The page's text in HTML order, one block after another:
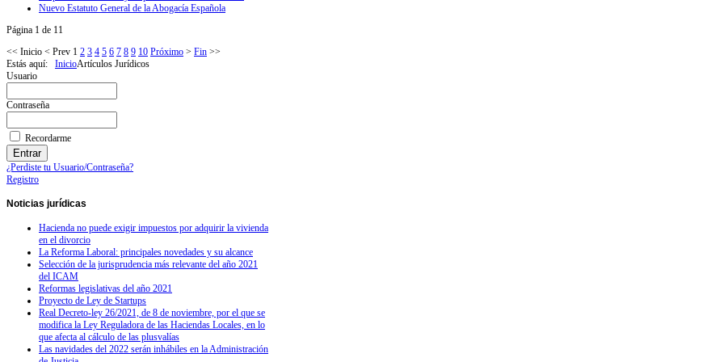
Nuevo Estatuto General de la Abogacía Española
Página 1 de 11
<< Inicio < Prev 1 2 3 4 5 6 7 8 9 10 Próximo > Fin >>
Estás aquí: InicioArtículos Jurídicos
Usuario
Contraseña
Recordarme
¿Perdiste tu Usuario/Contraseña?
Registro
Noticias jurídicas
Hacienda no puede exigir impuestos por adquirir la vivienda
en el divorcio
La Reforma Laboral: principales novedades y su alcance
Selección de la jurisprudencia más relevante del año 2021
del ICAM
Reformas legislativas del año 2021
Proyecto de Ley de Startups
Real Decreto-ley 26/2021, de 8 de noviembre, por el que se
modifica la Ley Reguladora de las Haciendas Locales, en lo
que afecta al cálculo de las plusvalías
Las navidades del 2022 serán inhábiles en la Administración